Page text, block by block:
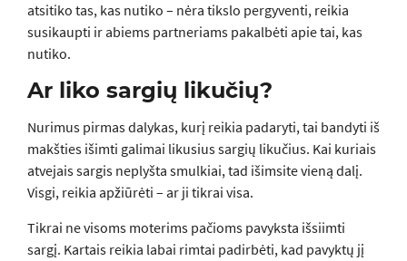
atsitiko tas, kas nutiko – nėra tikslo pergyventi, reikia
susikaupti ir abiems partneriams pakalbėti apie tai, kas
nutiko.
Ar liko sargių likučių?
Nurimus pirmas dalykas, kurį reikia padaryti, tai bandyti iš
makšties išimti galimai likusius sargių likučius. Kai kuriais
atvejais sargis neplyšta smulkiai, tad išimsite vieną dalį.
Visgi, reikia apžiūrėti – ar ji tikrai visa.
Tikrai ne visoms moterims pačioms pavyksta išsiimti
sargį. Kartais reikia labai rimtai padirbėti, kad pavyktų jį